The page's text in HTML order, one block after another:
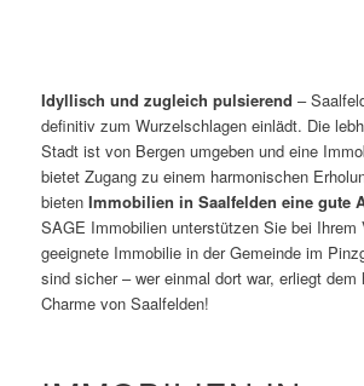
Idyllisch und zugleich pulsierend –
definitiv zum Wurzelschlagen einlädt. Die
Stadt ist von Bergen umgeben und eine
bietet Zugang zu einem harmonischen
bieten Immobilien in Saalfelden eine gute
SAGE Immobilien unterstützen Sie bei Ihrem
geeignete Immobilie in der Gemeinde im
sind sicher – wer einmal dort war, erliegt
Charme von Saalfelden!